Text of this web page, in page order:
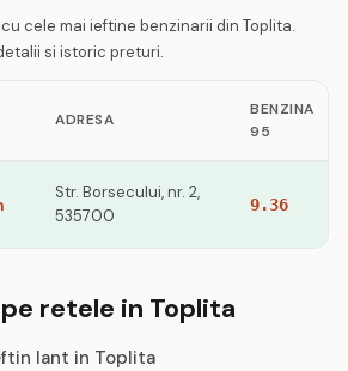
cele mai ieftine benzinarii din Toplita.
si istoric preturi.
ADRESA
BENZINA
95
Str. Borsecului, nr. 2,
535700
9.36
retele in Toplita
lant in Toplita